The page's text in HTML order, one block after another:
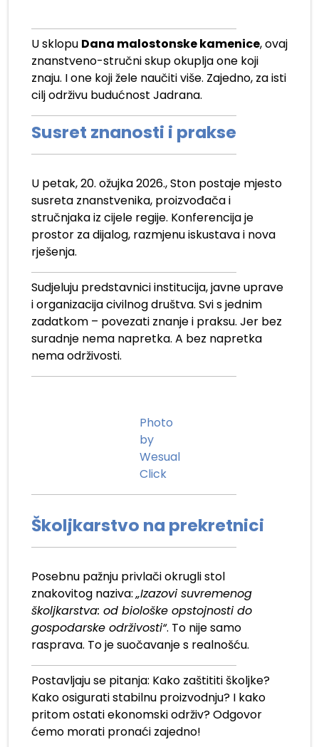
U sklopu Dana malostonske kamenice, ovaj
znanstveno-stručni skup okuplja one koji
znaju. I one koji žele naučiti više. Zajedno, za isti
cilj održivu budućnost Jadrana.
Susret znanosti i prakse
U petak, 20. ožujka 2026., Ston postaje mjesto
susreta znanstvenika, proizvođača i
stručnjaka iz cijele regije. Konferencija je
prostor za dijalog, razmjenu iskustava i nova
rješenja.
Sudjeluju predstavnici institucija, javne uprave
i organizacija civilnog društva. Svi s jednim
zadatkom – povezati znanje i praksu. Jer bez
suradnje nema napretka. A bez napretka
nema održivosti.
Photo
by
Wesual
Click
Školjkarstvo na prekretnici
Posebnu pažnju privlači okrugli stol
znakovitog naziva:„Izazovi suvremenog
školjkarstva: od biološke opstojnosti do
gospodarske održivosti“. To nije samo
rasprava. To je suočavanje s realnošću.
Postavljaju se pitanja: Kako zaštititi školjke?
Kako osigurati stabilnu proizvodnju? I kako
pritom ostati ekonomski održiv? Odgovor
ćemo morati pronaći zajedno!